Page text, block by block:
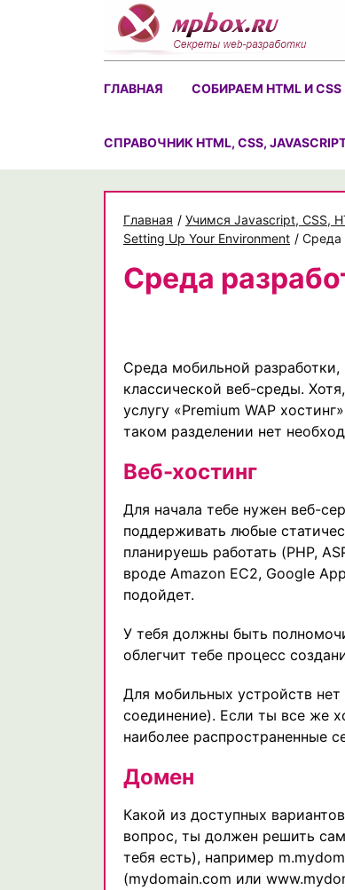
ГЛАВНАЯ СОБИРАЕМ HTML И
CПРАВОЧНИК HTML, CSS,
Главная / Учимся Javascript, CSS,
Setting Up Your Environment / Среда
Среда
Среда мобильной
классической веб-среды.
услугу «Premium WAP
таком разделении нет
Веб-хостинг
Для начала тебе нужен веб-
поддерживать любые
планируешь работать (PHP,
вроде Amazon EC2, Google
подойдет.
У тебя должны быть
облегчит тебе процесс
Для мобильных устройств
соединение). Если ты все же
наиболее распространенные
Домен
Какой из доступных
вопрос, ты должен решить
тебя есть), например
(mydomain.com или